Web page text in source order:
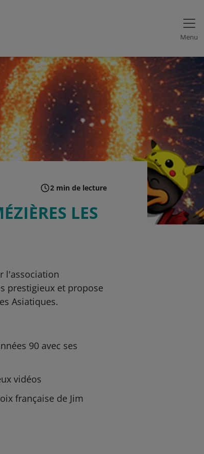
Menu
2 min de lecture
LES
l'association
prestigieux et propose
Asiatiques.
90 avec ses
vidéos
française de Jim